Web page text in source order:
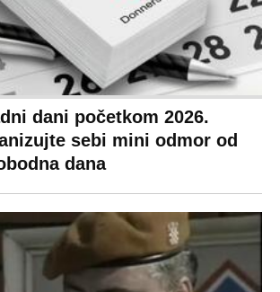
dani početkom 2026.
sebi mini odmor od
dana